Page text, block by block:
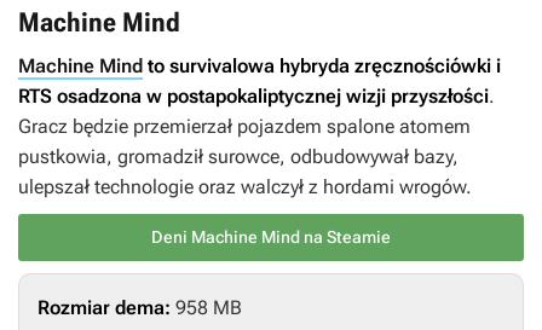
Machine Mind
Machine Mind to survivalowa hybryda zręcznościówki i
RTS osadzona w postapokaliptycznej wizji przyszłości.
Gracz będzie przemierzał pojazdem spalone atomem
pustkowia, gromadził surowce, odbudowywał bazy,
ulepszał technologie oraz walczył z hordami wrogów.
Deni Machine Mind na Steamie
Rozmiar dema: 958 MB